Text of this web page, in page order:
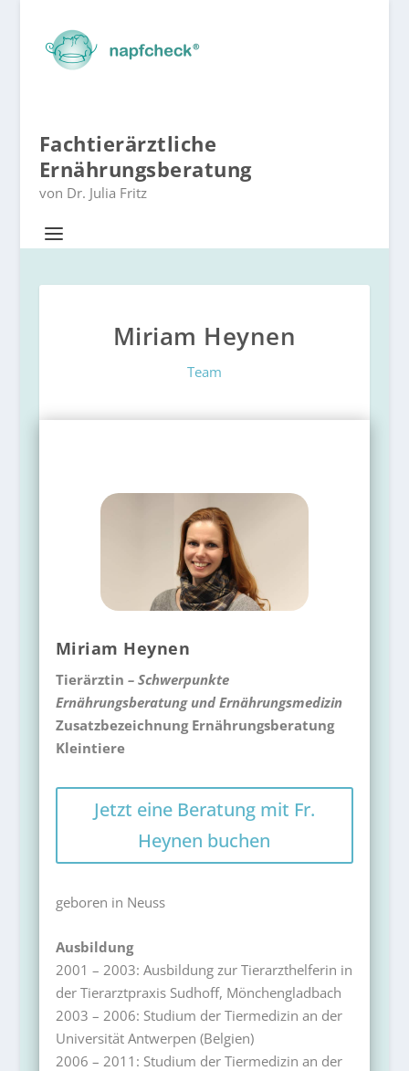
Fachtierärztliche
Ernährungsberatung
von Dr. Julia Fritz
Miriam Heynen
Team
Miriam Heynen
Tierärztin – Schwerpunkte
Ernährungsberatung und Ernährungsmedizin
Zusatzbezeichnung Ernährungsberatung
Kleintiere
Jetzt eine Beratung mit Fr.
Heynen buchen
geboren in Neuss
Ausbildung
2001 – 2003: Ausbildung zur Tierarzthelferin in
der Tierarztpraxis Sudhoff, Mönchengladbach
2003 – 2006: Studium der Tiermedizin an der
Universität Antwerpen (Belgien)
2006 – 2011: Studium der Tiermedizin an der